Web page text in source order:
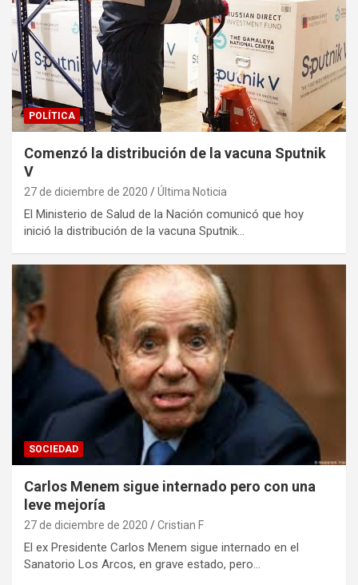
POLÍTICA
Comenzó la distribución de la vacuna Sputnik
V
27 de diciembre de 2020 Última Noticia
El Ministerio de Salud de la Nación comunicó que hoy
inició la distribución de la vacuna Sputnik…
SOCIEDAD
Carlos Menem sigue internado pero con una
leve mejoría
27 de diciembre de 2020 Cristian F
El ex Presidente Carlos Menem sigue internado en el
Sanatorio Los Arcos, en grave estado, pero…